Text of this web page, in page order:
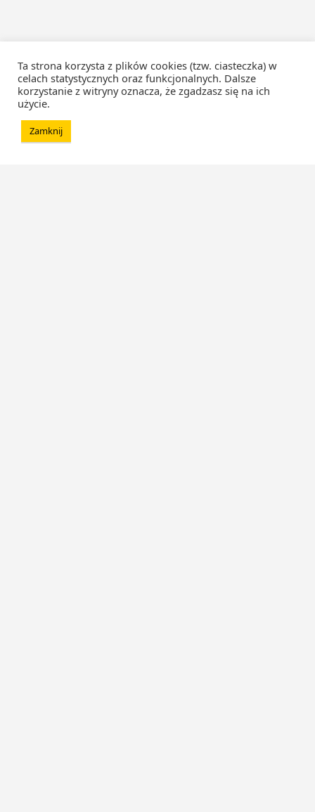
Ta strona korzysta z plików cookies (tzw. ciasteczka) w
celach statystycznych oraz funkcjonalnych. Dalsze
korzystanie z witryny oznacza, że zgadzasz się na ich
użycie.
Zamknij